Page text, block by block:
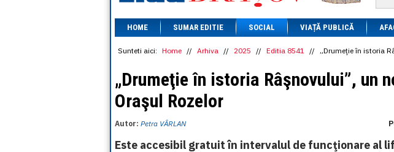
1 BGN= 2.5449 RON
1 CAD= 3.1559
1 CHF= 5.2813
1 CNY= 0.6015
1 DKK
= 0.6668 RON
1 EGP
= 0.0860
= 0.3047
1 MXN= 0.2227 RON
HOME SUMAR EDITIE SOCIAL VIAȚĂ PUBLICĂ
Sunteti aici: Home // Arhiva // 2025 // Editia 8541 // „Drumeţie în istoria
„Drumeţie în istoria Râşnovului”, un
Oraşul Rozelor
Autor: Petra VÂRLAN
Este accesibil gratuit în intervalul de funcţionare al